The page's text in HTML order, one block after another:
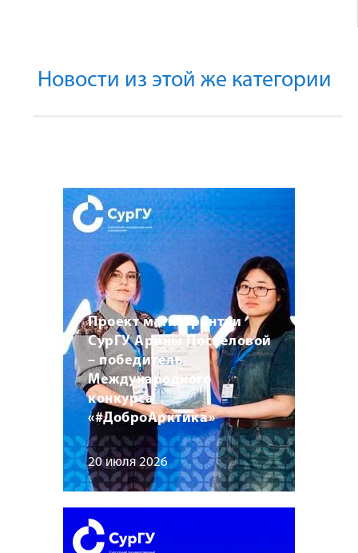
Новости из этой же категории
Проект магистрантки
СурГУ Арины Поспеловой
– победитель
Международного
конкурса
«#ДоброАрктика»
20 июля 2026